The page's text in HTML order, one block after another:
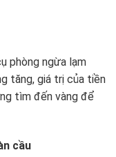
phòng ngừa lạm
tăng, giá trị của tiền
tìm đến vàng để
cầu